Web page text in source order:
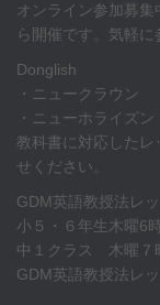
オンライン参加募
ら開催です。気軽に
Donglish
・ニュークラウン
・ニューホライズン
教科書に対応した
せください。
GDM英語教授法レ
小５・６年生木曜6
中１クラス 木曜７
GDM英語教授法レ